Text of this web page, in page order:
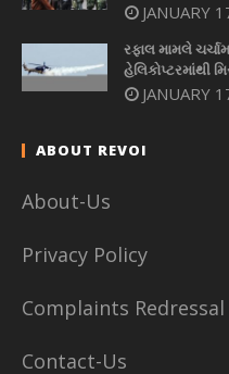
JANUARY
રફાલ મામલે
હેલિકોપ્ટરમાંથી
JANUARY
ABOUT REVOI
About-Us
Privacy Policy
Complaints Redressal
Contact-Us